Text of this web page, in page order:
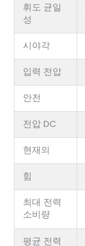
휘도 균일
성
시야각
입력 전압
안전
전압 DC
현재의
힘
최대 전력
소비량
평균 전력